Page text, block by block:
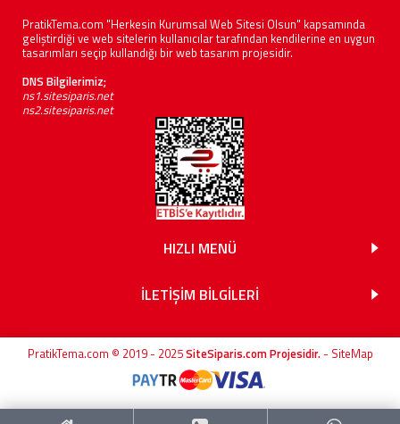
PratikTema.com "Herkesin Kurumsal Web Sitesi Olsun" kapsamında
geliştirdiği ve web sitelerin kullanıcılar tarafından kendilerine en uygun
tasarımları seçip kullandığı bir web tasarım projesidir.
DNS Bilgilerimiz;
ns1.sitesiparis.net
ns2.sitesiparis.net
HIZLI MENÜ
İLETİŞİM BİLGİLERİ
PratikTema.com © 2019 - 2025SiteSiparis.com Projesidir.- SiteMap